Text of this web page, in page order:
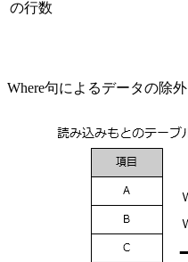
の行数
Where句によるデータの除外